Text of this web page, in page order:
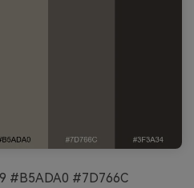
#B5ADA0 #7D766C